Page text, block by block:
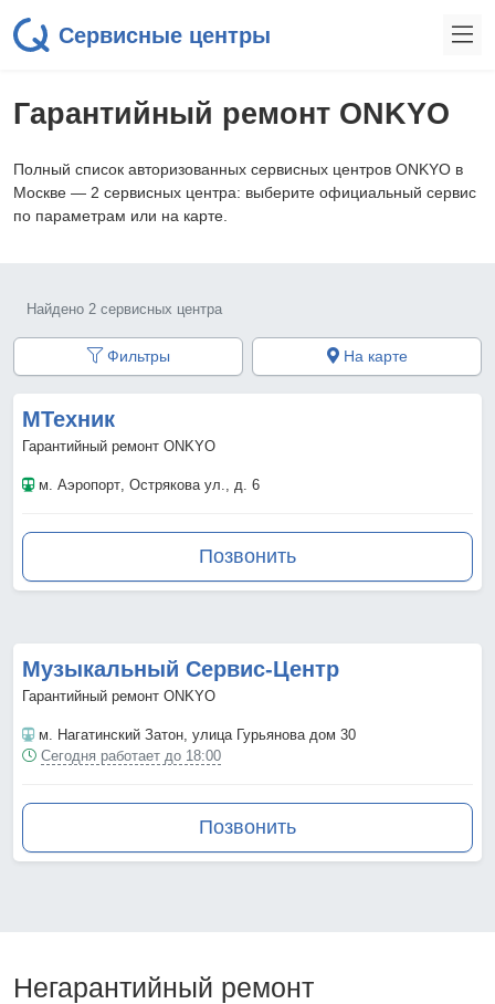
Сервисные центры
Гарантийный ремонт ONKYO
Полный список авторизованных сервисных центров ONKYO в
Москве — 2 сервисных центра: выберите официальный сервис
по параметрам или на карте.
Найдено 2 сервисных центра
Фильтры На карте
МТехник
Гарантийный ремонт ONKYO
м. Аэропорт, Острякова ул., д. 6
Позвонить
Музыкальный Сервис-Центр
Гарантийный ремонт ONKYO
м. Нагатинский Затон, улица Гурьянова дом 30
Сегодня работает до 18:00
Позвонить
Негарантийный ремонт